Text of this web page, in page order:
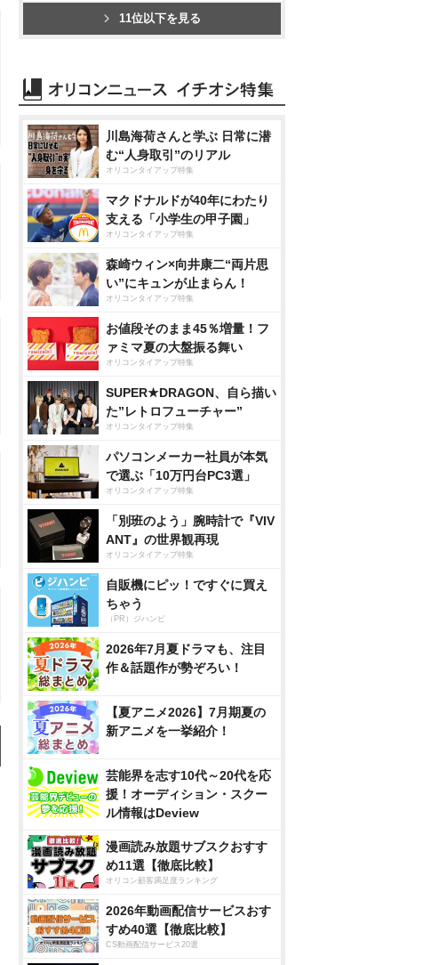
11位以下を見る
川島海荷さんと学ぶ 日常に潜
む“人身取引”のリアル
オリコンタイアップ特集
マクドナルドが40年にわたり
支える「小学生の甲子園」
オリコンタイアップ特集
森崎ウィン×向井康二“両片思
い”にキュンが止まらん！
オリコンタイアップ特集
お値段そのまま45％増量！フ
ァミマ夏の大盤振る舞い
オリコンタイアップ特集
SUPER★DRAGON、自ら描い
た”レトロフューチャー”
オリコンタイアップ特集
パソコンメーカー社員が本気
で選ぶ「10万円台PC3選」
オリコンタイアップ特集
「別班のよう」腕時計で『VIV
ANT』の世界観再現
オリコンタイアップ特集
自販機にピッ！ですぐに買え
ちゃう
（PR）ジハンピ
2026年7月夏ドラマも、注目
作＆話題作が勢ぞろい！
【夏アニメ2026】7月期夏の
新アニメを一挙紹介！
芸能界を志す10代～20代を応
援！オーディション・スクー
ル情報はDeview
漫画読み放題サブスクおすす
め11選【徹底比較】
オリコン顧客満足度ランキング
2026年動画配信サービスおす
すめ40選【徹底比較】
CS動画配信サービス20選